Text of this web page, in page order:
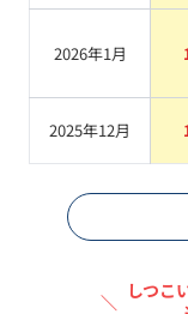
2026年1月
2025年12月
＼ しつこ